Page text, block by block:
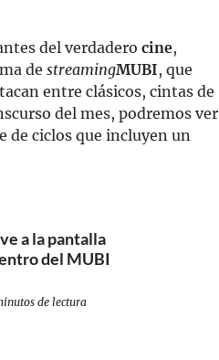
del verdadero cine,
de streamingMUBI, que
entre clásicos, cintas de
del mes, podremos ver
de ciclos que incluyen un
a la pantalla
del MUBI
de lectura